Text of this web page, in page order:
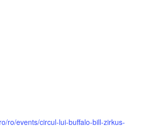
ro/events/circul-lui-buffalo-bill-zirkus-